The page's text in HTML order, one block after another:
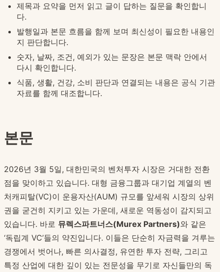
제목과 요약을 먼저 읽고 글이 답하는 질문을 확인합니
다.
발행일과 본문 흐름을 함께 보며 최신성이 필요한 내용인
지 판단합니다.
숫자, 날짜, 조건, 예외가 있는 문장은 본문 맥락 안에서
다시 확인합니다.
식품, 생활, 건강, 소비 판단과 연결되는 내용은 공식 기관
자료를 함께 대조합니다.
본문
2026년 3월 5일, 대한민국의 벤처투자 시장은 거대한 전환
점을 맞이하고 있습니다. 대형 금융그룹과 대기업 계열의 벤
처캐피탈(VC)이 운용자산(AUM) 규모를 앞세워 시장의 상위
권을 굳건히 지키고 있는 가운데, 새로운 역동성이 감지되고
있습니다. 바로 뮤렉스파트너스(Murex Partners)와 같은
‘독립계 VC’들의 약진입니다. 이들은 단순히 자금력을 겨루는
경쟁에서 벗어나, 빠른 의사결정, 유연한 투자 전략, 그리고
특정 산업에 대한 깊이 있는 전문성을 무기로 자신들만의 독